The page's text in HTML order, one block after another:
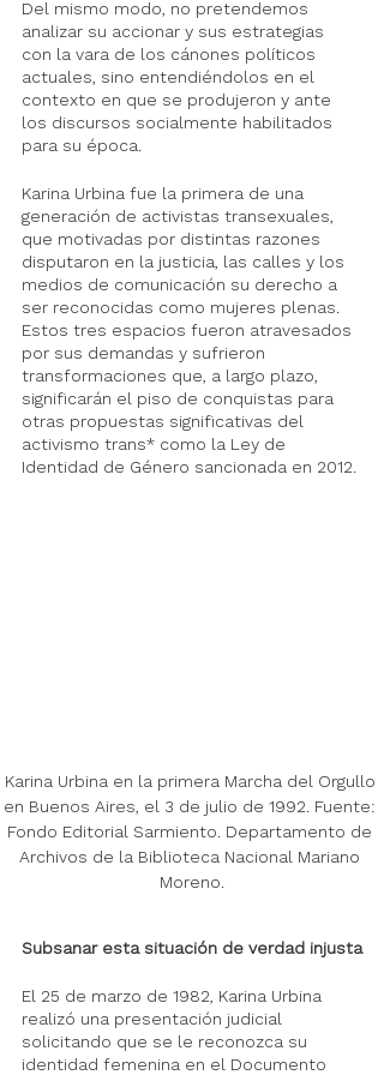
Del mismo modo, no pretendemos
analizar su accionar y sus estrategias
con la vara de los cánones políticos
actuales, sino entendiéndolos en el
contexto en que se produjeron y ante
los discursos socialmente habilitados
para su época.
Karina Urbina fue la primera de una
generación de activistas transexuales,
que motivadas por distintas razones
disputaron en la justicia, las calles y los
medios de comunicación su derecho a
ser reconocidas como mujeres plenas.
Estos tres espacios fueron atravesados
por sus demandas y sufrieron
transformaciones que, a largo plazo,
significarán el piso de conquistas para
otras propuestas significativas del
activismo trans* como la Ley de
Identidad de Género sancionada en 2012.
Karina Urbina en la primera Marcha del Orgullo
en Buenos Aires, el 3 de julio de 1992. Fuente:
Fondo Editorial Sarmiento. Departamento de
Archivos de la Biblioteca Nacional Mariano
Moreno.
Subsanar esta situación de verdad injusta
El 25 de marzo de 1982, Karina Urbina
realizó una presentación judicial
solicitando que se le reconozca su
identidad femenina en el Documento